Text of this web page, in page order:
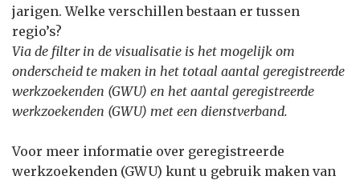
jarigen. Welke verschillen bestaan er tussen
regio’s?
Via de filter in de visualisatie is het mogelijk om
onderscheid te maken in het totaal aantal geregistreerde
werkzoekenden (GWU) en het aantal geregistreerde
werkzoekenden (GWU) met een dienstverband.
Voor meer informatie over geregistreerde
werkzoekenden (GWU) kunt u gebruik maken van